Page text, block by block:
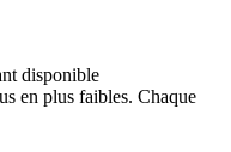
disponible
en plus faibles. Chaque